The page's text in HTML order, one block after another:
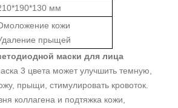
мм
кожи
прыщей
маски для лица
3 цвета может улучшить темную,
прыщи, стимулировать кровоток.
коллагена и подтяжка кожи,